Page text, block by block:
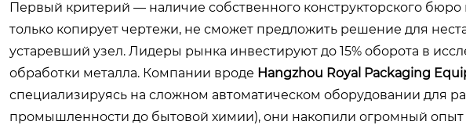
Первый критерий — наличие собственного конструкторского
только копирует чертежи, не сможет предложить решение для
устаревший узел. Лидеры рынка инвестируют до 15% оборота в
обработки металла. Компании вроде Hangzhou Royal Packaging
специализируясь на сложном автоматическом оборудовании для
промышленности до бытовой химии), они накопили огромный